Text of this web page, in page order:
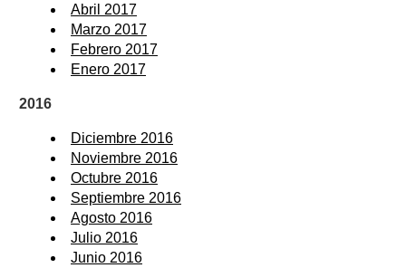
Abril 2017
Marzo 2017
Febrero 2017
Enero 2017
2016
Diciembre 2016
Noviembre 2016
Octubre 2016
Septiembre 2016
Agosto 2016
Julio 2016
Junio 2016